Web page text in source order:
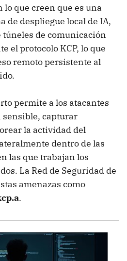
que creen que es una
de despliegue local de IA,
túneles de comunicación
el protocolo KCP, lo que
remoto persistente al
permite a los atacantes
capturar
la actividad del
dentro de las
las que trabajan los
La Red de Seguridad de
amenazas como
.